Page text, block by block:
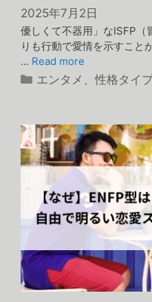
2025年7月2日
優しくて不器用」なISFP（
りも行動で愛情を示すこと
… Read more
カ
リ
ー
エンタメ 、性格タイ